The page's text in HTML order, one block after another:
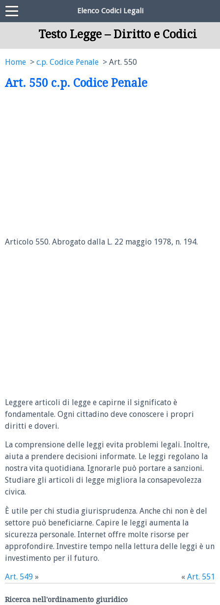
Elenco Codici Legali
Testo Legge – Diritto e Codici
Home c.p. Codice Penale Art. 550
Art. 550 c.p. Codice Penale
Articolo 550. Abrogato dalla L. 22 maggio 1978, n. 194.
Leggere articoli di legge e capirne il significato è
fondamentale. Ogni cittadino deve conoscere i propri
diritti e doveri.
La comprensione delle leggi evita problemi legali. Inoltre,
aiuta a prendere decisioni informate. Le leggi regolano la
nostra vita quotidiana. Ignorarle può portare a sanzioni.
Studiare gli articoli di legge migliora la consapevolezza
civica.
È utile per chi studia giurisprudenza. Anche chi non è del
settore può beneficiarne. Capire le leggi aumenta la
sicurezza personale. Internet offre molte risorse per
approfondire. Investire tempo nella lettura delle leggi è un
investimento per il futuro.
Art. 549 » « Art. 551
Ricerca nell'ordinamento giuridico